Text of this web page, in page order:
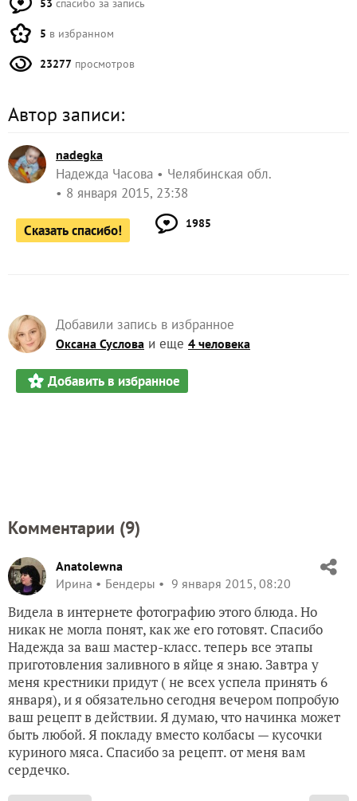
53 спасибо за запись
5 в избранном
23277 просмотров
Автор записи:
nadegka
Надежда Часова
Челябинская обл.
8 января 2015, 23:38
Сказать спасибо! 1985
Добавили запись в избранное
Оксана Суслова и еще 4 человека
Добавить в избранное
Комментарии (9)
Anatolewna
Ирина
Бендеры 9 января 2015, 08:20
Видела в интернете фотографию этого блюда. Но
никак не могла понят, как же его готовят. Спасибо
Надежда за ваш мастер-класс. теперь все этапы
приготовления заливного в яйце я знаю. Завтра у
меня крестники придут ( не всех успела принять 6
января), и я обязательно сегодня вечером попробую
ваш рецепт в действии. Я думаю, что начинка может
быть любой. Я покладу вместо колбасы — кусочки
куриного мяса. Спасибо за рецепт. от меня вам
сердечко.